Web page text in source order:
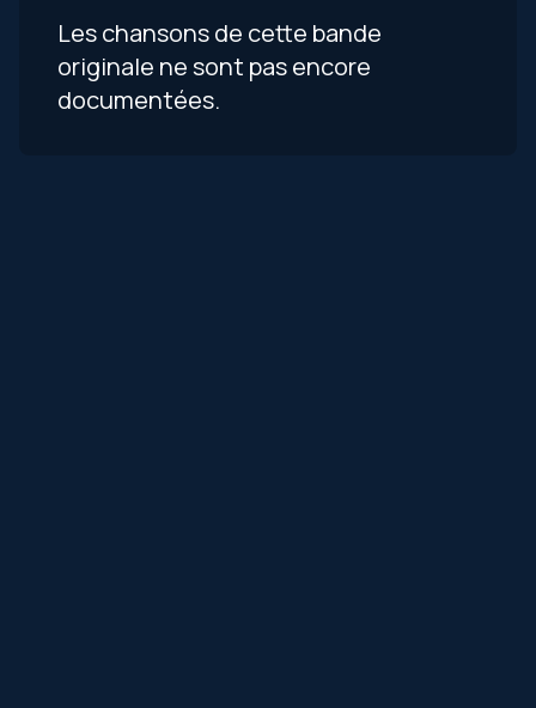
Les chansons de cette bande
originale ne sont pas encore
documentées.